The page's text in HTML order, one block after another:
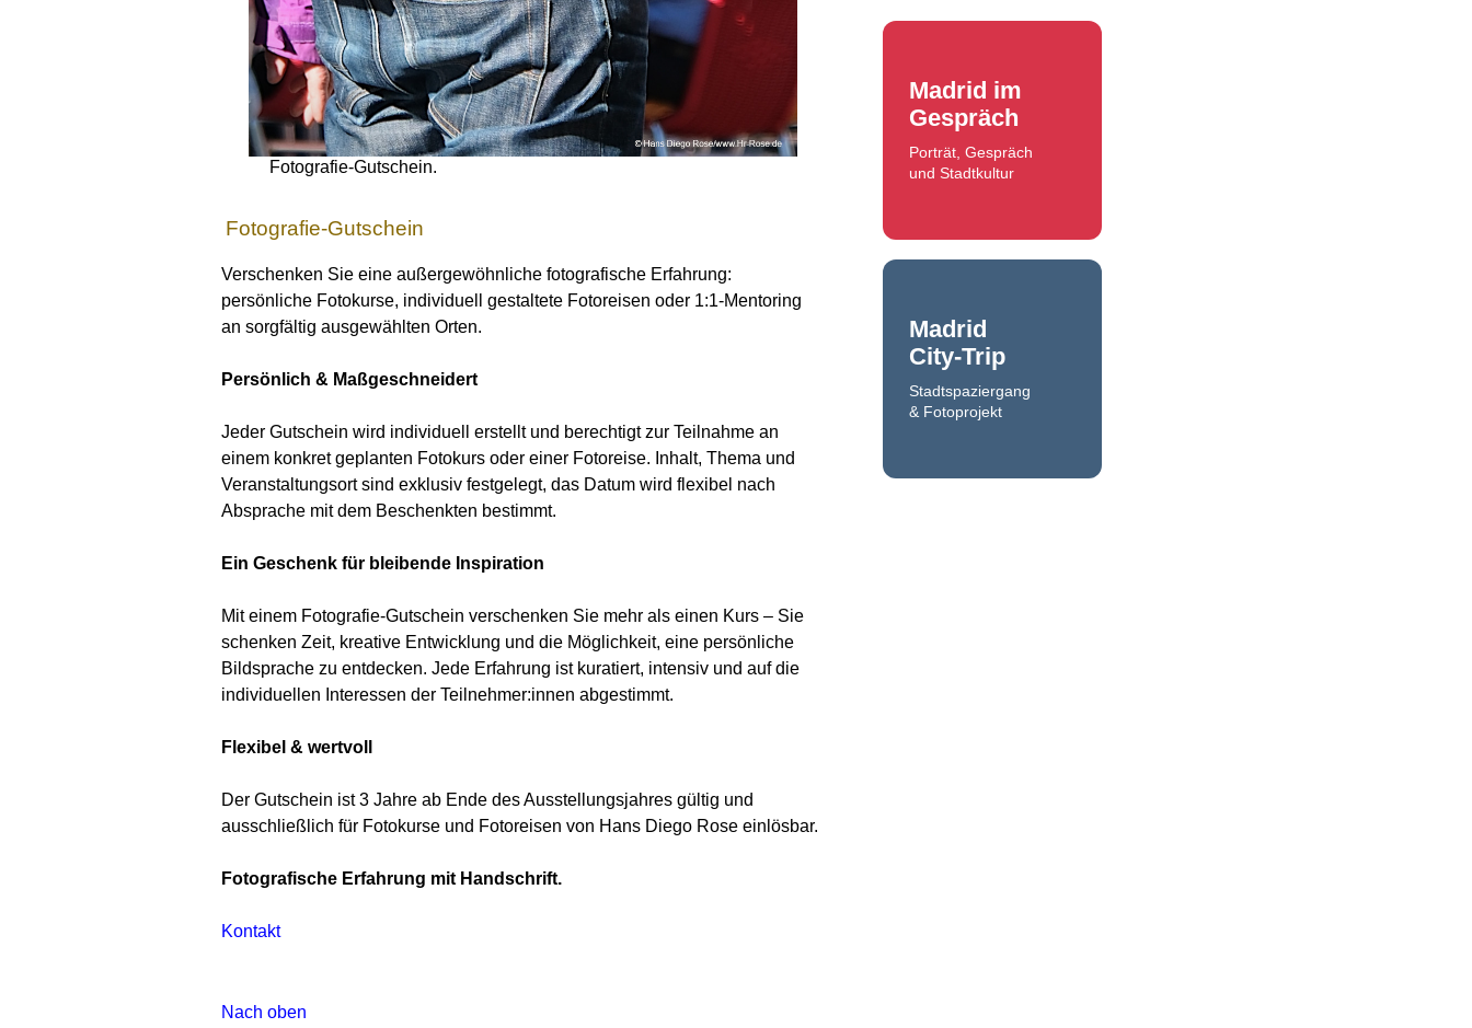
Fotografie-Gutschein.
Fotografie-Gutschein
Verschenken Sie eine außergewöhnliche fotografische Erfahrung:
persönliche Fotokurse, individuell gestaltete Fotoreisen oder 1:1-Mentoring
an sorgfältig ausgewählten Orten.
Persönlich & Maßgeschneidert
Jeder Gutschein wird individuell erstellt und berechtigt zur Teilnahme an
einem konkret geplanten Fotokurs oder einer Fotoreise. Inhalt, Thema und
Veranstaltungsort sind exklusiv festgelegt, das Datum wird flexibel nach
Absprache mit dem Beschenkten bestimmt.
Ein Geschenk für bleibende Inspiration
Mit einem Fotografie-Gutschein verschenken Sie mehr als einen Kurs – Sie
schenken Zeit, kreative Entwicklung und die Möglichkeit, eine persönliche
Bildsprache zu entdecken. Jede Erfahrung ist kuratiert, intensiv und auf die
individuellen Interessen der Teilnehmer:innen abgestimmt.
Flexibel & wertvoll
Der Gutschein ist 3 Jahre ab Ende des Ausstellungsjahres gültig und
ausschließlich für Fotokurse und Fotoreisen von Hans Diego Rose einlösbar.
Fotografische Erfahrung mit Handschrift.
Kontakt
Nach oben
Madrid im
Gespräch
Porträt, Gespräch
und Stadtkultur
Madrid
City-Trip
Stadtspaziergang
& Fotoprojekt